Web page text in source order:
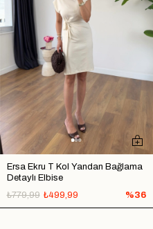
Ersa Ekru T Kol Yandan Bağlama
Detaylı Elbise
₺499,99
₺779,99 %36